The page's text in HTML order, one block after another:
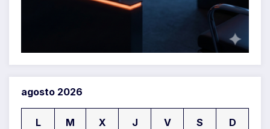
agosto 2026
L M X J V S D